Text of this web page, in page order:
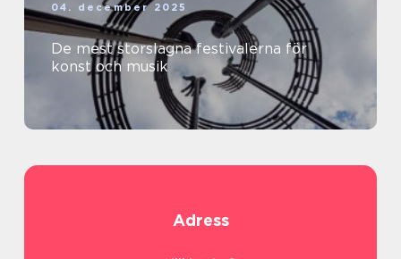
04. december 2025
De mest storslagna festivalerna för
konst och musik
Adress